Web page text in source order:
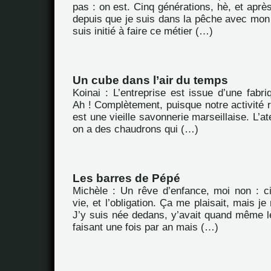
pas : on est. Cinq générations, hè, et
depuis que je suis dans la pêche avec
suis initié à faire ce métier (…)
Un cube dans l’air du temps
Koinai : L’entreprise est issue d’une
Ah ! Complètement, puisque notre activité
est une vieille savonnerie marseillaise.
on a des chaudrons qui (…)
Les barres de Pépé
Michèle : Un rêve d’enfance, moi non :
vie, et l’obligation. Ça me plaisait, mais je
J’y suis née dedans, y’avait quand même
faisant une fois par an mais (…)